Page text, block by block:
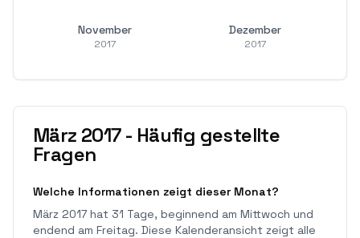
November
2017
Dezember
2017
März 2017- Häufig gestellte
Fragen
Welche Informationen zeigt dieser Monat?
März 2017 hat 31 Tage, beginnend am Mittwoch und
endend am Freitag. Diese Kalenderansicht zeigt alle